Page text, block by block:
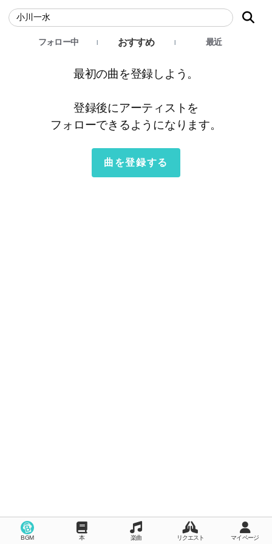
フォロー中 おすすめ 最近
最初の曲を登録しよう。
登録後にアーティストを
フォローできるようになります。
曲を登録する
BGM 本 楽曲 リクエスト マイページ